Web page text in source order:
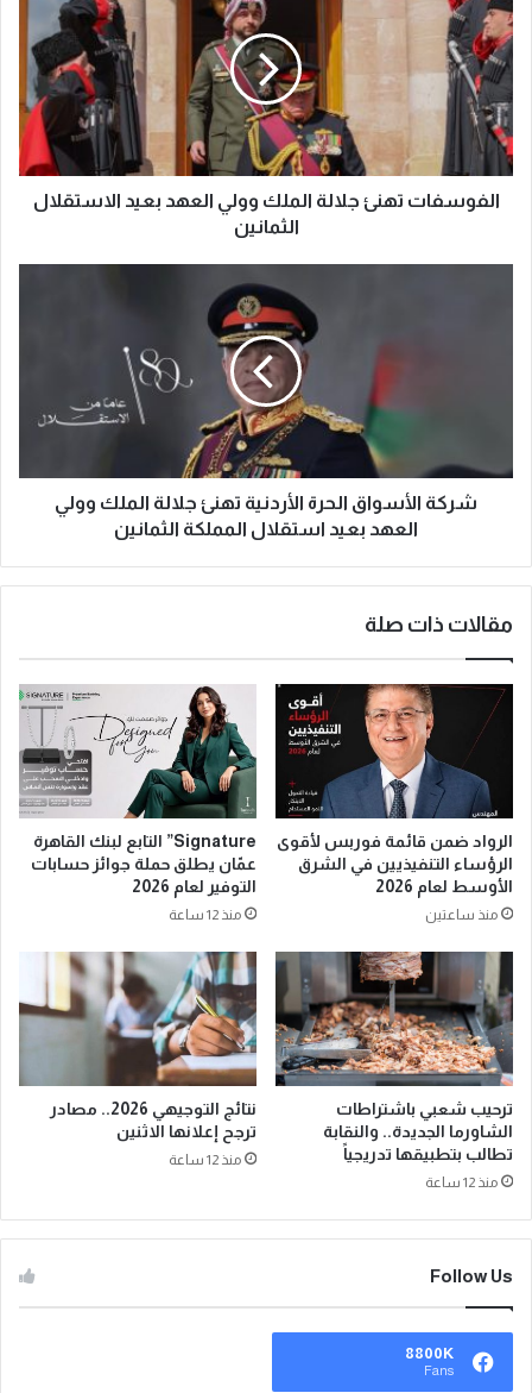
الفوسفات تهنئ جلالة الملك وولي العهد بعيد الاستقلال
الثمانين
شركة الأسواق الحرة الأردنية تهنئ جلالة الملك وولي
العهد بعيد استقلال المملكة الثمانين
مقالات ذات صلة
الرواد ضمن قائمة فوربس لأقوى
الرؤساء التنفيذيين في الشرق
الأوسط لعام 2026
منذ ساعتين
Signature” التابع لبنك القاهرة
عمّان يطلق حملة جوائز حسابات
التوفير لعام 2026
منذ 12 ساعة
ترحيب شعبي باشتراطات
الشاورما الجديدة.. والنقابة
تطالب بتطبيقها تدريجياً
منذ 12 ساعة
نتائج التوجيهي 2026.. مصادر
ترجح إعلانها الاثنين
منذ 12 ساعة
Follow Us
8800K
Fans